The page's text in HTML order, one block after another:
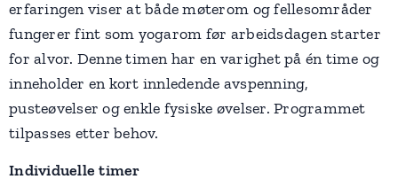
erfaringen viser at både møterom og fellesområder
fungerer fint som yogarom før arbeidsdagen starter
for alvor. Denne timen har en varighet på én time og
inneholder en kort innledende avspenning,
pusteøvelser og enkle fysiske øvelser. Programmet
tilpasses etter behov.
Individuelle timer